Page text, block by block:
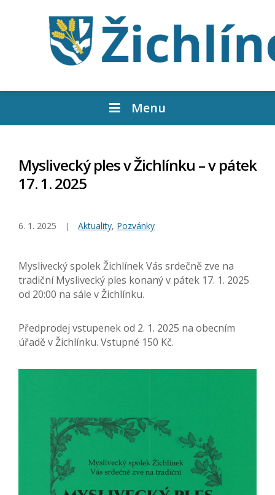
Menu
Myslivecký ples v Žichlínku – v pátek
17. 1. 2025
6. 1. 2025 Aktuality, Pozvánky
Myslivecký spolek Žichlínek Vás srdečně zve na
tradiční Myslivecký ples konaný v pátek 17. 1. 2025
od 20:00 na sále v Žichlínku.
Předprodej vstupenek od 2. 1. 2025 na obecním
úřadě v Žichlínku. Vstupné 150 Kč.